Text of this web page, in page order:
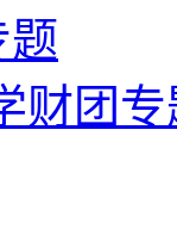
题
财团专